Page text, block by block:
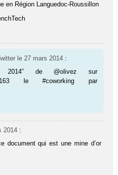
en Région Languedoc-Roussillon
le 27 mars 2014 :
2014” de @olivez sur
le #coworking par
2014 :
document qui est une mine d’or